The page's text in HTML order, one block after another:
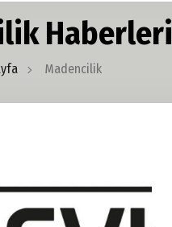
Haberleri
Madencilik